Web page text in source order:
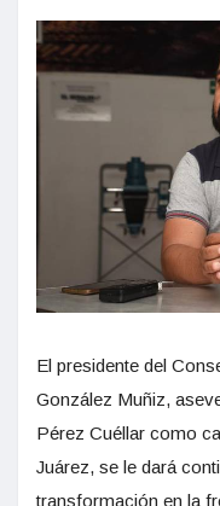
El presidente del
González Muñiz,
Pérez Cuéllar como
Juárez, se le dará
transformación en la